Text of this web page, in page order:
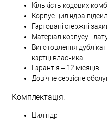
Кількість кодових
Корпус циліндра
Гартовані стержні
Матеріал корпусу -
Виготовлення
картці власника.
Гарантія – 12 місяців
Довічне сервісне
Комплектація:
Циліндр